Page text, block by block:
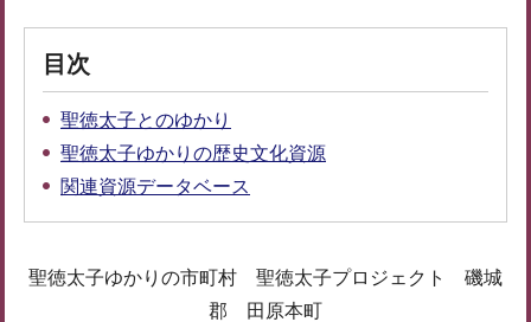
目次
聖徳太子とのゆかり
聖徳太子ゆかりの歴史文化資源
関連資源データベース
聖徳太子ゆかりの市町村 聖徳太子プロジェクト 磯城
郡 田原本町